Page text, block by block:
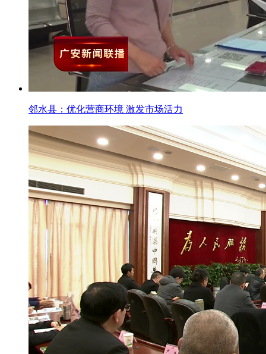
邻水县：优化营商环境 激发市场活力